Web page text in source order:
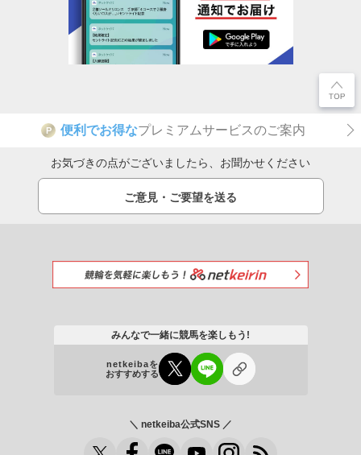
P 便利でお得なプレミアムサービスのご案内
お気づきの点がございましたら、お聞かせください
ご意見・ご要望を送る
みんなで一緒に競馬を楽しもう!
netkeibaを
おすすめする
＼ netkeiba公式SNS ／